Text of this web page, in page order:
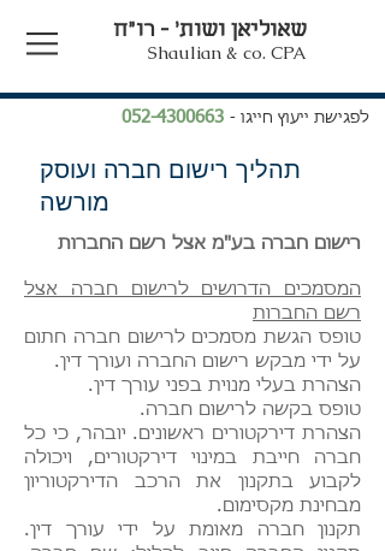
שאוליאן ושות' - רו"ח
Shaulian & co. CPA
לפגישת ייעוץ חייגו - 052-4300663
תהליך רישום חברה ועוסק
מורשה
רישום חברה בע"מ אצל רשם החברות
המסמכים הדרושים לרישום חברה אצל
רשם החברות
​טופס הגשת מסמכים לרישום חברה חתום
על ידי מבקש רישום החברה ועורך דין.
הצהרת בעלי מנוית בפני עורך דין.
טופס בקשה לרישום חברה.
הצהרת דירקטורים ראשונים. יובהר, כי כל
חברה חייבת במינוי דירקטורים, ויכולה
לקבוע בתקנון את הרכב הדירקטוריון
מבחינת מקסימום.
תקנון חברה מאומת על ידי עורך דין.